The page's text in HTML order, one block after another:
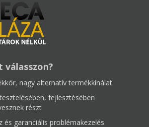
nagy alternatív termékkínálat
fejlesztésében
részt
és garanciális problémakezelés